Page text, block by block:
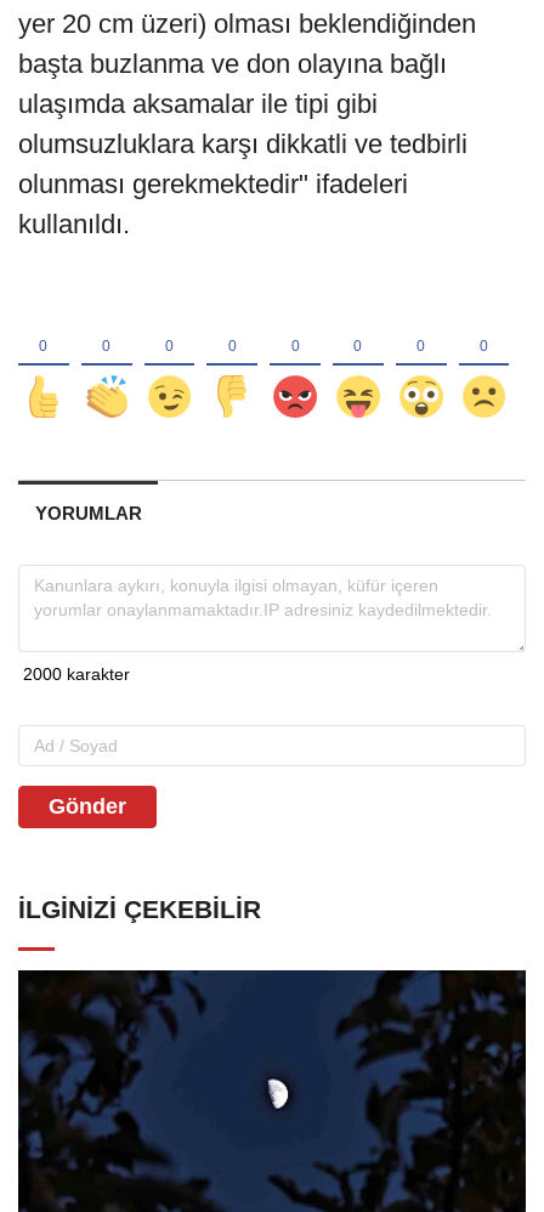
yer 20 cm üzeri) olması beklendiğinden
başta buzlanma ve don olayına bağlı
ulaşımda aksamalar ile tipi gibi
olumsuzluklara karşı dikkatli ve tedbirli
olunması gerekmektedir" ifadeleri
kullanıldı.
YORUMLAR
Gönder
İLGINIZI ÇEKEBILIR